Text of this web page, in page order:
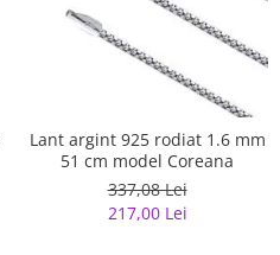
Lant argint 925 rodiat 1.6 mm
51 cm model Coreana
337,08 Lei
217,00 Lei